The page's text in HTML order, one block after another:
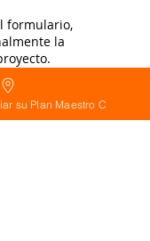
formulario,
la
con
la fecha, la
detalles de la
su Plan Maestro C